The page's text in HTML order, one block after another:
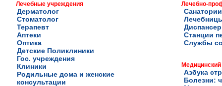
Лечебные учреждения
Дерматолог
Стоматолог
Терапевт
Аптеки
Оптика
Детские Поликлиники
Гос. учреждения
Клиники
Родильные дома и женские
консультации
Лечебно-
Станции
Службы
Медицинский
Азбука
Болезни: